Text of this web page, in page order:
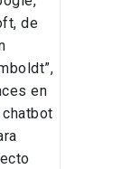
de
en
chatbot